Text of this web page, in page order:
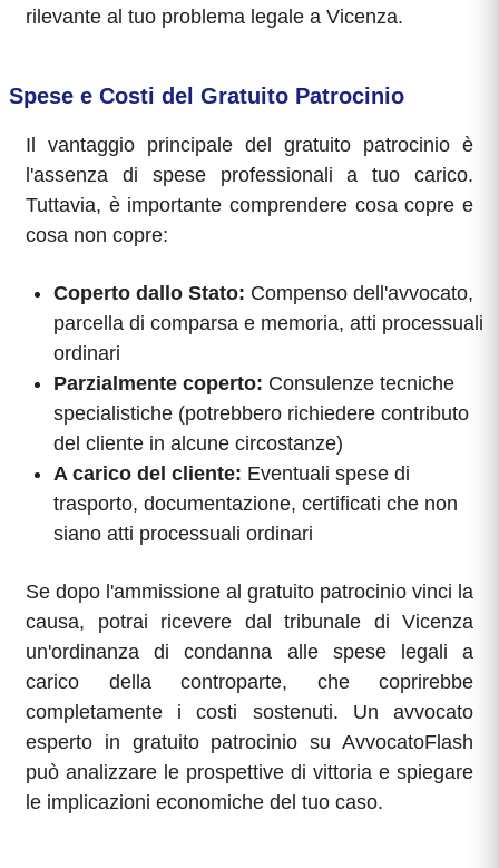
rilevante al tuo problema legale a Vicenza.
Spese e Costi del Gratuito Patrocinio
Il vantaggio principale del gratuito patrocinio è
l'assenza di spese professionali a tuo carico.
Tuttavia, è importante comprendere cosa copre e
cosa non copre:
Coperto dallo Stato: Compenso dell'avvocato,
parcella di comparsa e memoria, atti processuali
ordinari
Parzialmente coperto: Consulenze tecniche
specialistiche (potrebbero richiedere contributo
del cliente in alcune circostanze)
A carico del cliente: Eventuali spese di
trasporto, documentazione, certificati che non
siano atti processuali ordinari
Se dopo l'ammissione al gratuito patrocinio vinci la
causa, potrai ricevere dal tribunale di Vicenza
un'ordinanza di condanna alle spese legali a
carico della controparte, che coprirebbe
completamente i costi sostenuti. Un avvocato
esperto in gratuito patrocinio su AvvocatoFlash
può analizzare le prospettive di vittoria e spiegare
le implicazioni economiche del tuo caso.